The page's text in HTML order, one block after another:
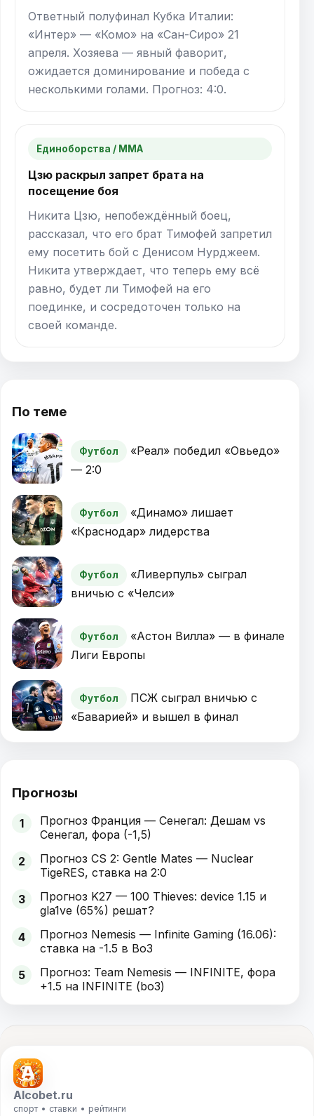
Ответный полуфинал Кубка Италии:
«Интер» — «Комо» на «Сан-Сиро» 21
апреля. Хозяева — явный фаворит,
ожидается доминирование и победа с
несколькими голами. Прогноз: 4:0.
Единоборства / ММА
Цзю раскрыл запрет брата на
посещение боя
Никита Цзю, непобеждённый боец,
рассказал, что его брат Тимофей запретил
ему посетить бой с Денисом Нурджеем.
Никита утверждает, что теперь ему всё
равно, будет ли Тимофей на его
поединке, и сосредоточен только на
своей команде.
По теме
Футбол
«Реал» победил «Овьедо»
— 2:0
Футбол
«Динамо» лишает
«Краснодар» лидерства
Футбол
«Ливерпуль» сыграл
вничью с «Челси»
Футбол
«Астон Вилла» — в финале
Лиги Европы
Футбол
ПСЖ сыграл вничью с
«Баварией» и вышел в финал
Прогнозы
1
Прогноз Франция — Сенегал: Дешам vs
Сенегал, фора (-1,5)
2
Прогноз CS 2: Gentle Mates — Nuclear
TigeRES, ставка на 2:0
3
Прогноз K27 — 100 Thieves: device 1.15 и
gla1ve (65%) решат?
4
Прогноз Nemesis — Infinite Gaming (16.06):
ставка на -1.5 в Bo3
5
Прогноз: Team Nemesis — INFINITE, фора
+1.5 на INFINITE (bo3)
Alcobet.ru
спорт • ставки • рейтинги